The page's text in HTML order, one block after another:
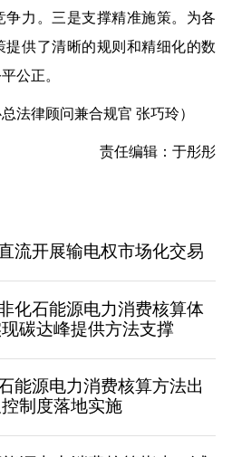
力。 三是支撑精准施策。 为各
供了清晰的规则和精细化的数
公正。
法律顾问兼合规官 张巧玲）
责任编辑：于彤彤
流开展输电权市场化交易
化石能源电力消费核算体
碳达峰提供方法支撑
能源电力消费核算方法出
制度落地实施